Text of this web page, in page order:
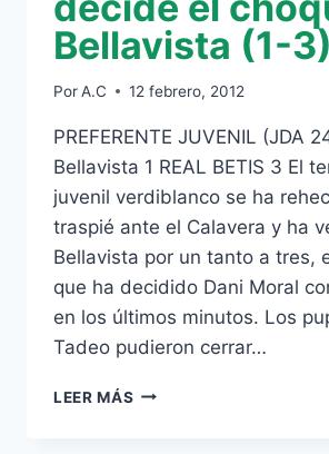
Bellavista (1-3)
PorA.C 12 febrero, 2012
PREFERENTE JUVENIL (JDA
Bellavista 1 REAL BETIS 3 El
juvenil verdiblanco se ha
traspié ante el Calavera y ha
Bellavista por un tanto a tres,
que ha decidido Dani Moral
en los últimos minutos. Los
Tadeo pudieron cerrar…
LEER MÁS JUVENIL